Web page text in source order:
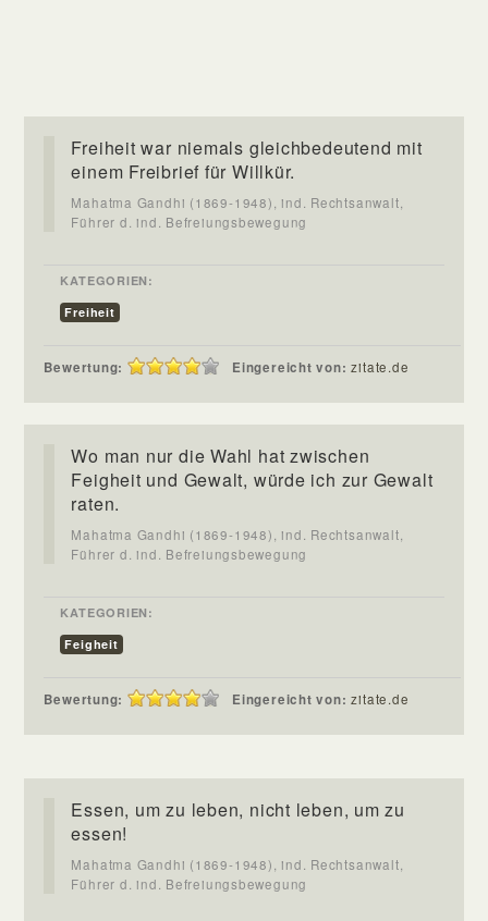
Freiheit war niemals gleichbedeutend mit
einem Freibrief für Willkür.
Mahatma Gandhi (1869-1948), ind. Rechtsanwalt,
Führer d. ind. Befreiungsbewegung
KATEGORIEN:
Freiheit
Bewertung: Eingereicht von:zitate.de
Wo man nur die Wahl hat zwischen
Feigheit und Gewalt, würde ich zur Gewalt
raten.
Mahatma Gandhi (1869-1948), ind. Rechtsanwalt,
Führer d. ind. Befreiungsbewegung
KATEGORIEN:
Feigheit
Bewertung: Eingereicht von:zitate.de
Essen, um zu leben, nicht leben, um zu
essen!
Mahatma Gandhi (1869-1948), ind. Rechtsanwalt,
Führer d. ind. Befreiungsbewegung